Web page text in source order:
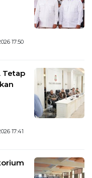
17:50
Tetap
17:41